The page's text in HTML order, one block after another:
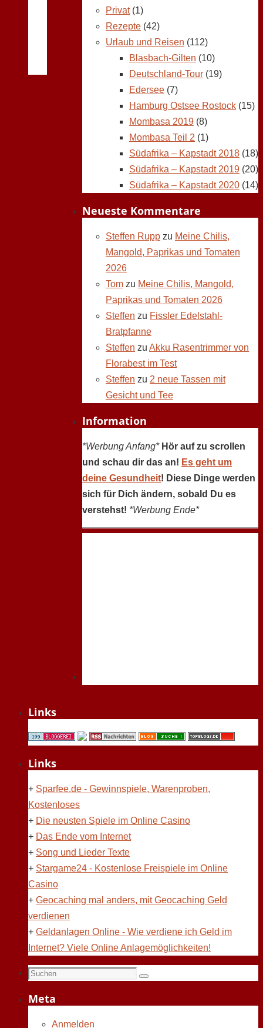
Privat(1)
Rezepte (42)
Urlaub und Reisen (112)
Blasbach-Gilten (10)
Deutschland-Tour (19)
Edersee (7)
Hamburg Ostsee Rostock (15)
Mombasa 2019 (8)
Mombasa Teil 2 (1)
Südafrika – Kapstadt 2018 (18)
Südafrika – Kapstadt 2019 (20)
Südafrika – Kapstadt 2020 (14)
Neueste Kommentare
Steffen Rupp zu Meine Chilis,
Mangold, Paprikas und Tomaten
2026
Tom zu Meine Chilis, Mangold,
Paprikas und Tomaten 2026
Steffen zu Fissler Edelstahl-
Bratpfanne
Steffen zu Akku Rasentrimmer von
Florabest im Test
Steffen zu 2 neue Tassen mit
Gesicht und Tee
Information
*Werbung Anfang* Hör auf zu scrollen
und schau dir das an! Es geht um
deine Gesundheit! Diese Dinge werden
sich für Dich ändern, sobald Du es
verstehst! *Werbung Ende*
Links
Links
+ Sparfee.de - Gewinnspiele, Warenproben,
Kostenloses
+ Die neusten Spiele im Online Casino
+ Das Ende vom Internet
+ Song und Lieder Texte
+ Stargame24 - Kostenlose Freispiele im Online
Casino
+ Geocaching mal anders, mit Geocaching Geld
verdienen
+ Geldanlagen Online - Wie verdiene ich Geld im
Internet? Viele Online Anlagemöglichkeiten!
Suchen
Suchen
Meta
Anmelden